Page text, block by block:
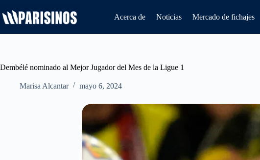
al
contenido
Acerca de Noticias Mercado de fichajes
Dembélé nominado al Mejor Jugador del Mes de la Ligue 1
Marisa Alcantar mayo 6, 2024